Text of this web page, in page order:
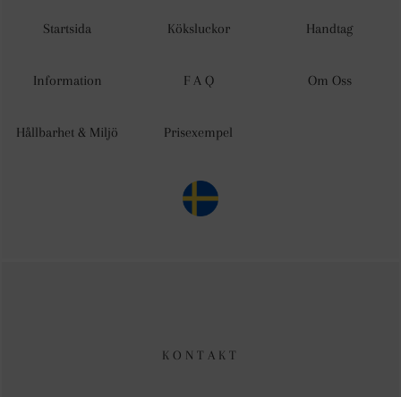
Startsida Köksluckor Handtag
Information F A Q Om Oss
Hållbarhet & Miljö Prisexempel
KONTAKT